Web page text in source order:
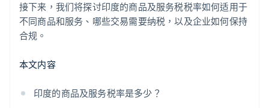
接下来，我们将探讨印度的商品及服务税税率如何适用于
不同商品和服务、哪些交易需要纳税，以及企业如何保持
合规。
本文内容
印度的商品及服务税率是多少？